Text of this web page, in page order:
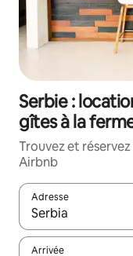
Serbie :
gîtes à la
Trouvez et
Airbnb
Adresse
Lorsque les
Arrivée